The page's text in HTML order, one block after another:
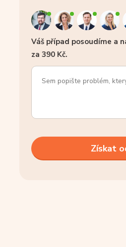
Váš případ posoudíme a
za 390 Kč.